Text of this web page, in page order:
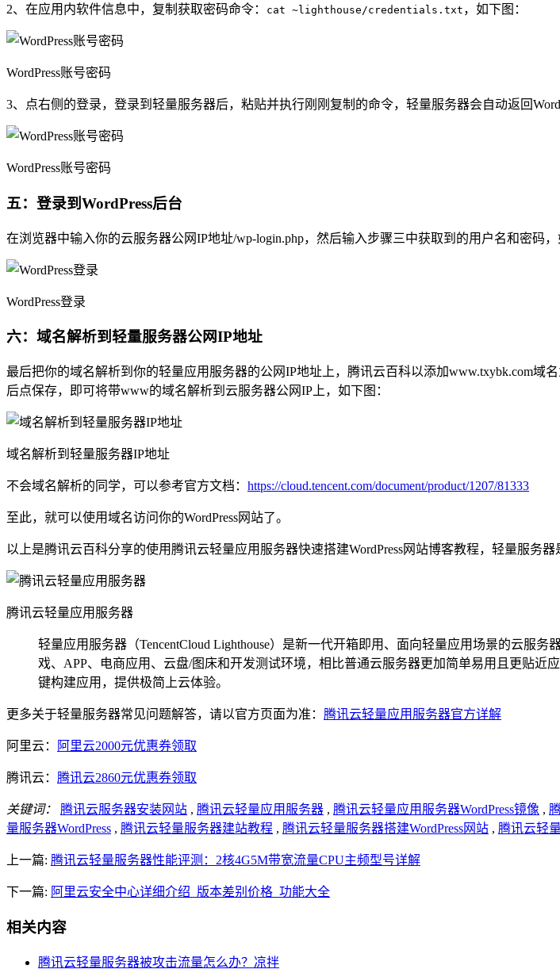
2、在应用内软件信息中，复制获取密码命令： cat ~lighthouse/credentials.txt ，如下图：
WordPress账号密码
3、点右侧的登录，登录到轻量服务器后，粘贴并执行刚刚复制的命令，轻量服务器会自动返回
WordPress账号密码
五：登录到WordPress后台
在浏览器中输入你的云服务器公网IP地址/wp-login.php，然后输入步骤三中获取到的用户名和密码，
WordPress登录
六：域名解析到轻量服务器公网IP地址
最后把你的域名解析到你的轻量应用服务器的公网IP地址上，腾讯云百科以添加www.txybk.com
后点保存，即可将带www的域名解析到云服务器公网IP上，如下图：
域名解析到轻量服务器IP地址
不会域名解析的同学，可以参考官方文档： https://cloud.tencent.com/document/product/1207/81333
至此，就可以使用域名访问你的WordPress网站了。
以上是腾讯云百科分享的使用腾讯云轻量应用服务器快速搭建WordPress网站博客教程，轻量服务
腾讯云轻量应用服务器
轻量应用服务器（TencentCloud Lighthouse）是新一代开箱即用、面向轻量应用场景的云服
戏、APP、电商应用、云盘/图床和开发测试环境，相比普通云服务器更加简单易用且更贴
键构建应用，提供极简上云体验。
更多关于轻量服务器常见问题解答，请以官方页面为准： 腾讯云轻量应用服务器官方详解
阿里云： 阿里云2000元优惠券领取
腾讯云： 腾讯云2860元优惠券领取
关键词： 腾讯云服务器安装网站 , 腾讯云轻量应用服务器 , 腾讯云轻量应用服务器WordPress镜像 ,
量服务器WordPress , 腾讯云轻量服务器建站教程 , 腾讯云轻量服务器搭建WordPress网站 , 腾讯云轻
上一篇: 腾讯云轻量服务器性能评测：2核4G5M带宽流量CPU主频型号详解
下一篇: 阿里云安全中心详细介绍_版本差别价格_功能大全
相关内容
腾讯云轻量服务器被攻击流量怎么办？凉拌